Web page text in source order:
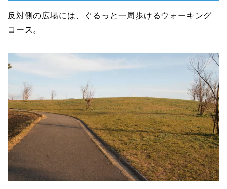
反対側の広場には、ぐるっと一周歩けるウォーキング
コース。